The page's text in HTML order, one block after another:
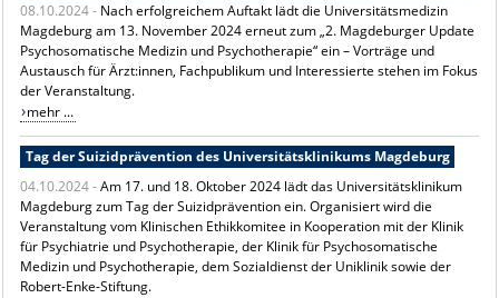
08.10.2024 - Nach erfolgreichem Auftakt lädt die Universitätsmedizin
Magdeburg am 13. November 2024 erneut zum „2. Magdeburger Update
Psychosomatische Medizin und Psychotherapie“ ein – Vorträge und
Austausch für Ärzt:innen, Fachpublikum und Interessierte stehen im Fokus
der Veranstaltung.
mehr ...
Tag der Suizidprävention des Universitätsklinikums Magdeburg
04.10.2024 -Am 17. und 18. Oktober 2024 lädt das Universitätsklinikum
Magdeburg zum Tag der Suizidprävention ein. Organisiert wird die
Veranstaltung vom Klinischen Ethikkomitee in Kooperation mit der Klinik
für Psychiatrie und Psychotherapie, der Klinik für Psychosomatische
Medizin und Psychotherapie, dem Sozialdienst der Uniklinik sowie der
Robert-Enke-Stiftung.